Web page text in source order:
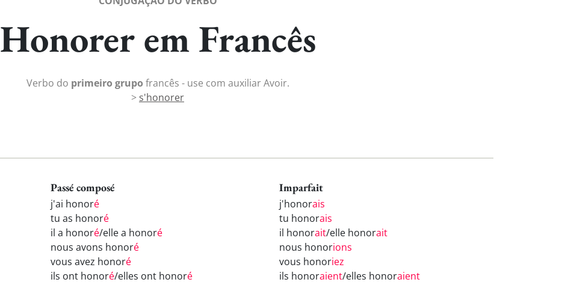
Honorer em Francês
Verbo do primeiro grupo francês - use com auxiliar Avoir.
> s'honorer
Passé composé
j'ai honoré
tu as honoré
il a honoré/elle a honoré
nous avons honoré
vous avez honoré
ils ont honoré/elles ont honoré
Imparfait
j'honorais
tu honorais
il honorait/elle honorait
nous honorions
vous honoriez
ils honoraient/elles honoraient